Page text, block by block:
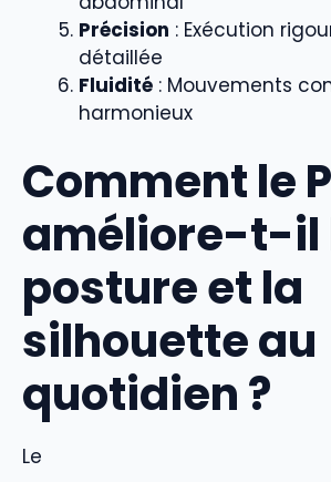
Précision : Exécution
détaillée
Fluidité : Mouvements
harmonieux
Comment le
améliore-t-il
posture et la
silhouette au
quotidien ?
Le